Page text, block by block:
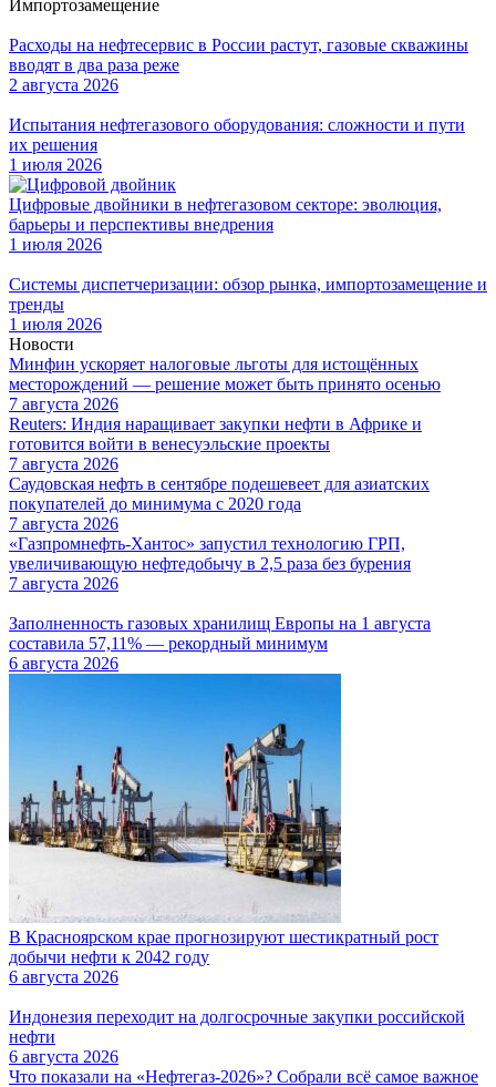
Импортозамещение
Расходы на нефтесервис в России растут, газовые скважины
вводят в два раза реже
2 августа 2026
Испытания нефтегазового оборудования: сложности и пути
их решения
1 июля 2026
Цифровые двойники в нефтегазовом секторе: эволюция,
барьеры и перспективы внедрения
1 июля 2026
Системы диспетчеризации: обзор рынка, импортозамещение и
тренды
1 июля 2026
Новости
Минфин ускоряет налоговые льготы для истощённых
месторождений — решение может быть принято осенью
7 августа 2026
Reuters: Индия наращивает закупки нефти в Африке и
готовится войти в венесуэльские проекты
7 августа 2026
Саудовская нефть в сентябре подешевеет для азиатских
покупателей до минимума с 2020 года
7 августа 2026
«Газпромнефть-Хантос» запустил технологию ГРП,
увеличивающую нефтедобычу в 2,5 раза без бурения
7 августа 2026
Заполненность газовых хранилищ Европы на 1 августа
составила 57,11% — рекордный минимум
6 августа 2026
В Красноярском крае прогнозируют шестикратный рост
добычи нефти к 2042 году
6 августа 2026
Индонезия переходит на долгосрочные закупки российской
нефти
6 августа 2026
Что показали на «Нефтегаз-2026»? Собрали всё самое важное